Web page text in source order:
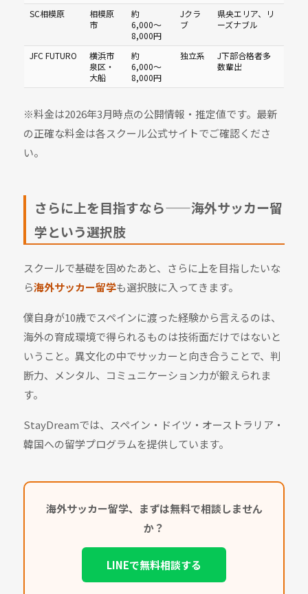
SC相模原
相模原
市
約
6,000〜
8,000円
Jクラ
ブ
県央エリア、リ
ーズナブル
JFC FUTURO
横浜市
泉区・
大船
約
6,000〜
8,000円
独立系
J下部合格者多
数輩出
※料金は2026年3月時点の公開情報・推定値です。最新
の正確な料金は各スクール公式サイトでご確認くださ
い。
さらに上を目指すなら——海外サッカー留
学という選択肢
スクールで基礎を固めたあと、さらに上を目指したいな
ら海外サッカー留学も選択肢に入ってきます。
僕自身が10歳でスペインに渡った経験から言えるのは、
海外の育成環境で得られるものは技術面だけではないと
いうこと。異文化の中でサッカーと向き合うことで、判
断力、メンタル、コミュニケーション力が鍛えられま
す。
StayDreamでは、スペイン・ドイツ・オーストラリア・
韓国への留学プログラムを提供しています。
海外サッカー留学、まずは無料で相談しません
か？
LINEで無料相談する